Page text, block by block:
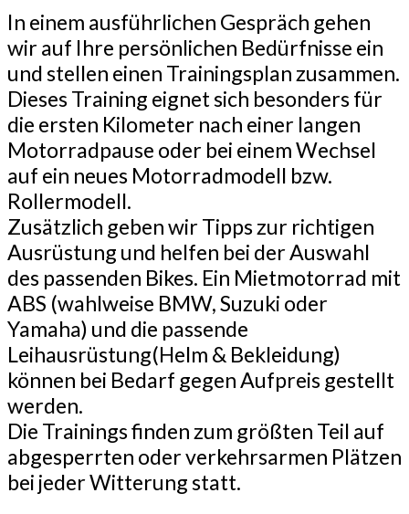
In einem ausführlichen Gespräch gehen
wir auf Ihre persönlichen Bedürfnisse ein
und stellen einen Trainingsplan zusammen.
Dieses Training eignet sich besonders für
die ersten Kilometer nach einer langen
Motorradpause oder bei einem Wechsel
auf ein neues Motorradmodell bzw.
Rollermodell.
Zusätzlich geben wir Tipps zur richtigen
Ausrüstung und helfen bei der Auswahl
des passenden Bikes. Ein Mietmotorrad mit
ABS (wahlweise BMW, Suzuki oder
Yamaha) und die passende
Leihausrüstung(Helm & Bekleidung)
können bei Bedarf gegen Aufpreis gestellt
werden.
Die Trainings finden zum größten Teil auf
abgesperrten oder verkehrsarmen Plätzen
bei jeder Witterung statt.